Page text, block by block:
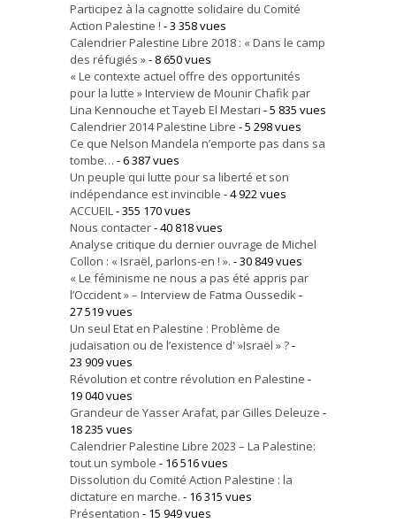
Participez à la cagnotte solidaire du Comité
Action Palestine ! - 3 358 vues
Calendrier Palestine Libre 2018 : « Dans le camp
des réfugiés »- 8 650 vues
« Le contexte actuel offre des opportunités
pour la lutte » Interview de Mounir Chafik par
Lina Kennouche et Tayeb El Mestari - 5 835 vues
Calendrier 2014 Palestine Libre - 5 298 vues
Ce que Nelson Mandela n’emporte pas dans sa
tombe… - 6 387 vues
Un peuple qui lutte pour sa liberté et son
indépendance est invincible - 4 922 vues
ACCUEIL- 355 170 vues
Nous contacter- 40 818 vues
Analyse critique du dernier ouvrage de Michel
Collon : « Israël, parlons-en ! ». - 30 849 vues
« Le féminisme ne nous a pas été appris par
l’Occident » – Interview de Fatma Oussedik-
27 519 vues
Un seul Etat en Palestine : Problème de
judaïsation ou de l’existence d' »Israël » ?-
23 909 vues
Révolution et contre révolution en Palestine -
19 040 vues
Grandeur de Yasser Arafat, par Gilles Deleuze -
18 235 vues
Calendrier Palestine Libre 2023 – La Palestine:
tout un symbole - 16 516 vues
Dissolution du Comité Action Palestine : la
dictature en marche. - 16 315 vues
Présentation - 15 949 vues